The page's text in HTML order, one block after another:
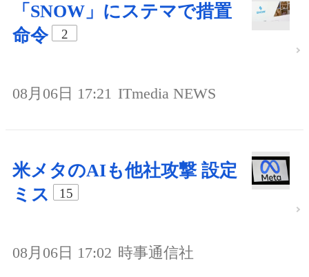
「SNOW」にステマで措置
命令
2
08月06日 17:21 ITmedia NEWS
米メタのAIも他社攻撃 設定
ミス
15
08月06日 17:02 時事通信社